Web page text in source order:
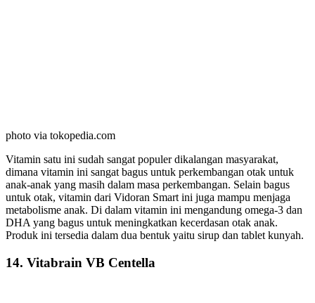
photo via tokopedia.com
Vitamin satu ini sudah sangat populer dikalangan masyarakat,
dimana vitamin ini sangat bagus untuk perkembangan otak untuk
anak-anak yang masih dalam masa perkembangan. Selain bagus
untuk otak, vitamin dari Vidoran Smart ini juga mampu menjaga
metabolisme anak. Di dalam vitamin ini mengandung omega-3 dan
DHA yang bagus untuk meningkatkan kecerdasan otak anak.
Produk ini tersedia dalam dua bentuk yaitu sirup dan tablet kunyah.
14. Vitabrain VB Centella